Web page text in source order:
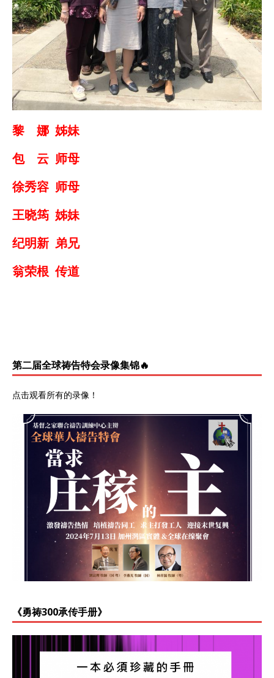
黎 娜 姊妹
包 云 师母
徐秀容 师母
王晓筠 姊妹
纪明新 弟兄
翁荣根 传道
第二届全球祷告特会录像集锦🔥
点击观看所有的录像 ！
《勇祷300承传手册》